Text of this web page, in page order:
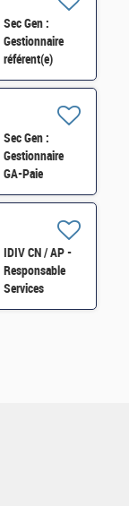
Sec Gen :
Gestionnaire
référent(e)
expert(e) GA-
contractuels
(CSRH/C) H/F
Sec Gen :
Gestionnaire
GA-Paie
(CSRH/C) H/F
IDIV CN / AP -
Responsable
Services
d'Appui aux